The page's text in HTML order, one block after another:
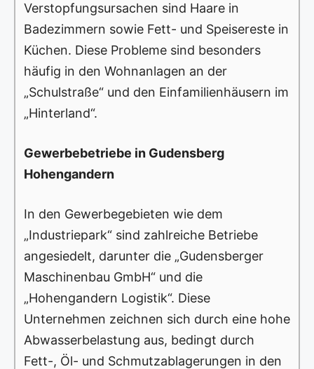
Verstopfungsursachen sind Haare in
Badezimmern sowie Fett- und Speisereste in
Küchen. Diese Probleme sind besonders
häufig in den Wohnanlagen an der
„Schulstraße“ und den Einfamilienhäusern im
„Hinterland“.
Gewerbebetriebe in Gudensberg
Hohengandern
In den Gewerbegebieten wie dem
„Industriepark“ sind zahlreiche Betriebe
angesiedelt, darunter die „Gudensberger
Maschinenbau GmbH“ und die
„Hohengandern Logistik“. Diese
Unternehmen zeichnen sich durch eine hohe
Abwasserbelastung aus, bedingt durch
Fett-, Öl- und Schmutzablagerungen in den